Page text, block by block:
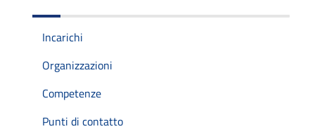
Incarichi
Organizzazioni
Competenze
Punti di contatto